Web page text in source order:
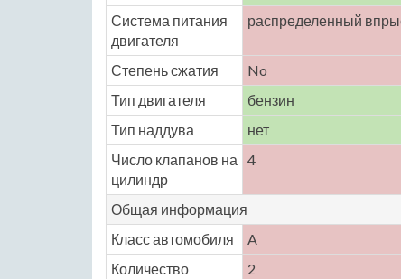
Система питания
двигателя
распределенный
Степень сжатия No
Тип двигателя
бензин
Тип наддува
нет
Число клапанов на
цилиндр
4
Общая информация
Класс автомобиля
A
Количество
2